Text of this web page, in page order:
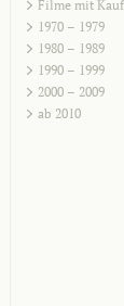
Filme mit
1970 – 1979
1980 – 1989
1990 – 1999
2000 – 2009
ab 2010